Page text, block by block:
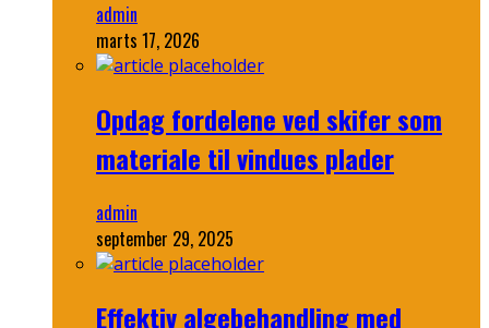
admin
marts 17, 2026
Opdag fordelene ved skifer som
materiale til vindues plader
admin
september 29, 2025
Effektiv algebehandling med